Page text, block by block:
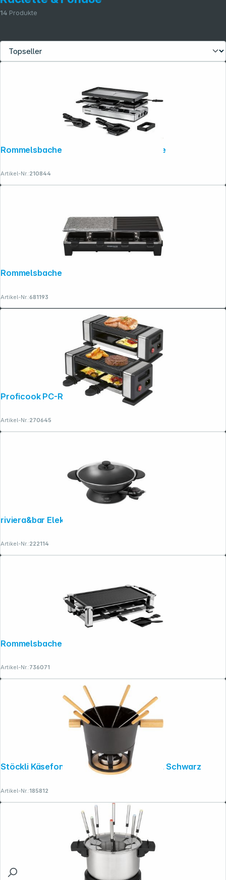
14 Produkte
Rommelsbacher RCP 1800 Pizza Raclette
Artikel-Nr.:210844
Artikel-Nr.:681193
Proficook PC-RG 1324 Raclette-Grill
Artikel-Nr.:270645
Artikel-Nr.:222114
Rommelsbacher RCC 1500
Artikel-Nr.:736071
Stöckli Käsefonduegarnitur Titlis Big 3,2l Schwarz
Artikel-Nr.:185812